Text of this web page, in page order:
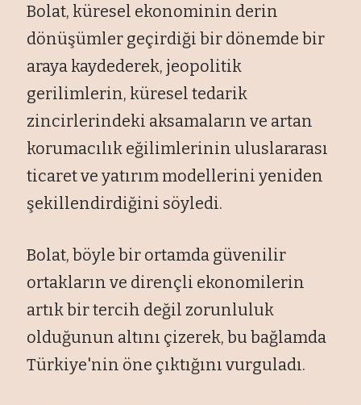
Bolat, küresel ekonominin derin
dönüşümler geçirdiği bir dönemde bir
araya kaydederek, jeopolitik
gerilimlerin, küresel tedarik
zincirlerindeki aksamaların ve artan
korumacılık eğilimlerinin uluslararası
ticaret ve yatırım modellerini yeniden
şekillendirdiğini söyledi.
Bolat, böyle bir ortamda güvenilir
ortakların ve dirençli ekonomilerin
artık bir tercih değil zorunluluk
olduğunun altını çizerek, bu bağlamda
Türkiye'nin öne çıktığını vurguladı.